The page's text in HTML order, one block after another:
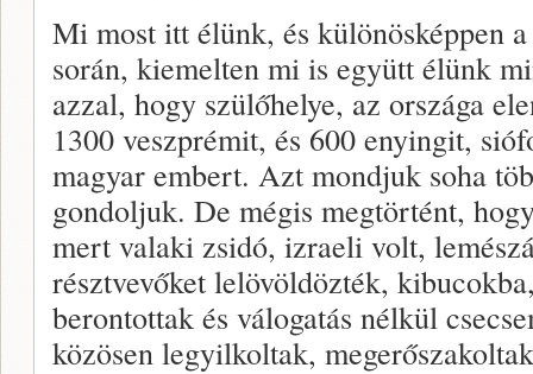
Mi most itt élünk, és különösképpen
során, kiemelten mi is együtt élünk
azzal, hogy szülőhelye, az országa
1300 veszprémit, és 600 enyingit,
magyar embert. Azt mondjuk soha
gondoljuk. De mégis megtörtént,
mert valaki zsidó, izraeli volt,
résztvevőket lelövöldözték,
berontottak és válogatás nélkül
közösen legyilkoltak,